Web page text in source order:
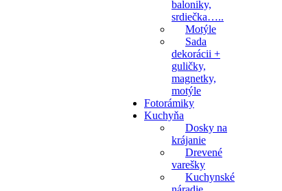
baloniky,
srdiečka…..
Motýle
Sada
dekorácii +
guličky,
magnetky,
motýle
Fotorámiky
Kuchyňa
Dosky na
krájanie
Drevené
varešky
Kuchynské